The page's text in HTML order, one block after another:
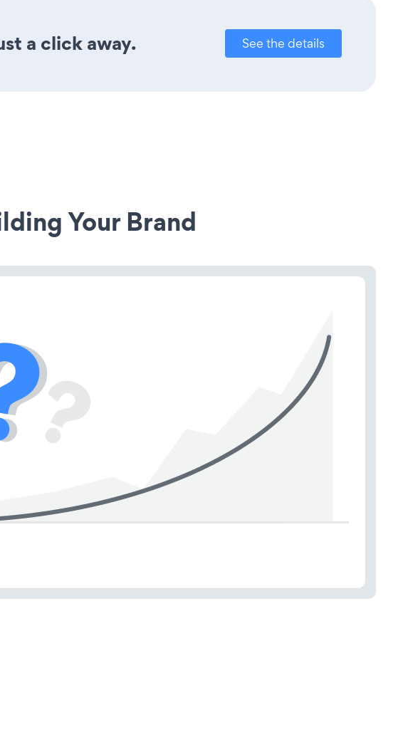
a click away. See the details
Your Brand